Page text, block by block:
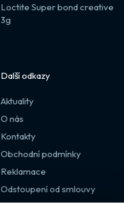
Loctite Super bond creative
3g
Další odkazy
Aktuality
O nás
Kontakty
Obchodní podmínky
Reklamace
Odstoupení od smlouvy